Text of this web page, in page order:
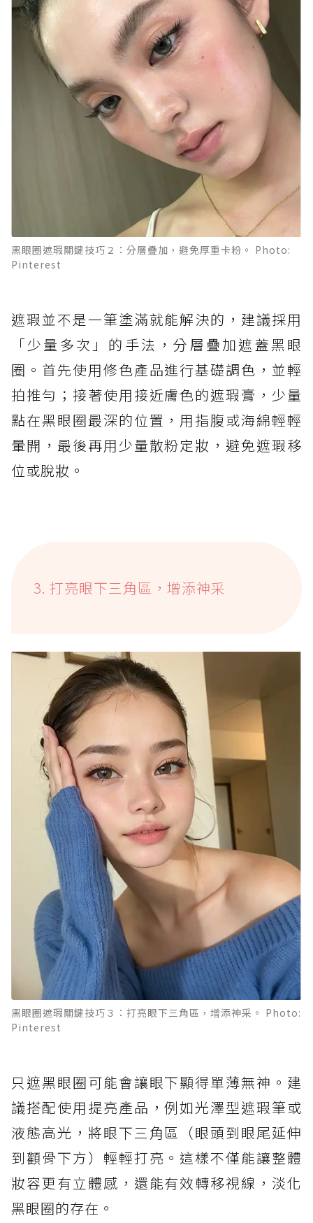
黑眼圈遮瑕關鍵技巧２：分層疊加，避免厚重卡粉。 Photo:
Pinterest
遮瑕並不是一筆塗滿就能解決的，建議採用
「少量多次」的手法，分層疊加遮蓋黑眼
圈。首先使用修色產品進行基礎調色，並輕
拍推勻；接著使用接近膚色的遮瑕膏，少量
點在黑眼圈最深的位置，用指腹或海綿輕輕
暈開，最後再用少量散粉定妝，避免遮瑕移
位或脫妝。
3. 打亮眼下三角區，增添神采
黑眼圈遮瑕關鍵技巧３：打亮眼下三角區，增添神采。 Photo:
Pinterest
只遮黑眼圈可能會讓眼下顯得單薄無神。建
議搭配使用提亮產品，例如光澤型遮瑕筆或
液態高光，將眼下三角區（眼頭到眼尾延伸
到顴骨下方）輕輕打亮。這樣不僅能讓整體
妝容更有立體感，還能有效轉移視線，淡化
黑眼圈的存在。